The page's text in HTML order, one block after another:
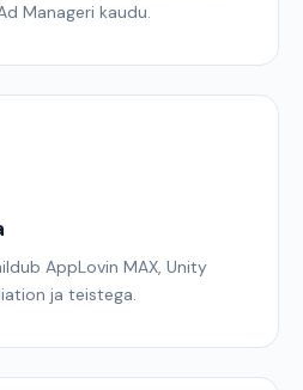
Manageri kaudu.
AppLovin MAX, Unity
ja teistega.